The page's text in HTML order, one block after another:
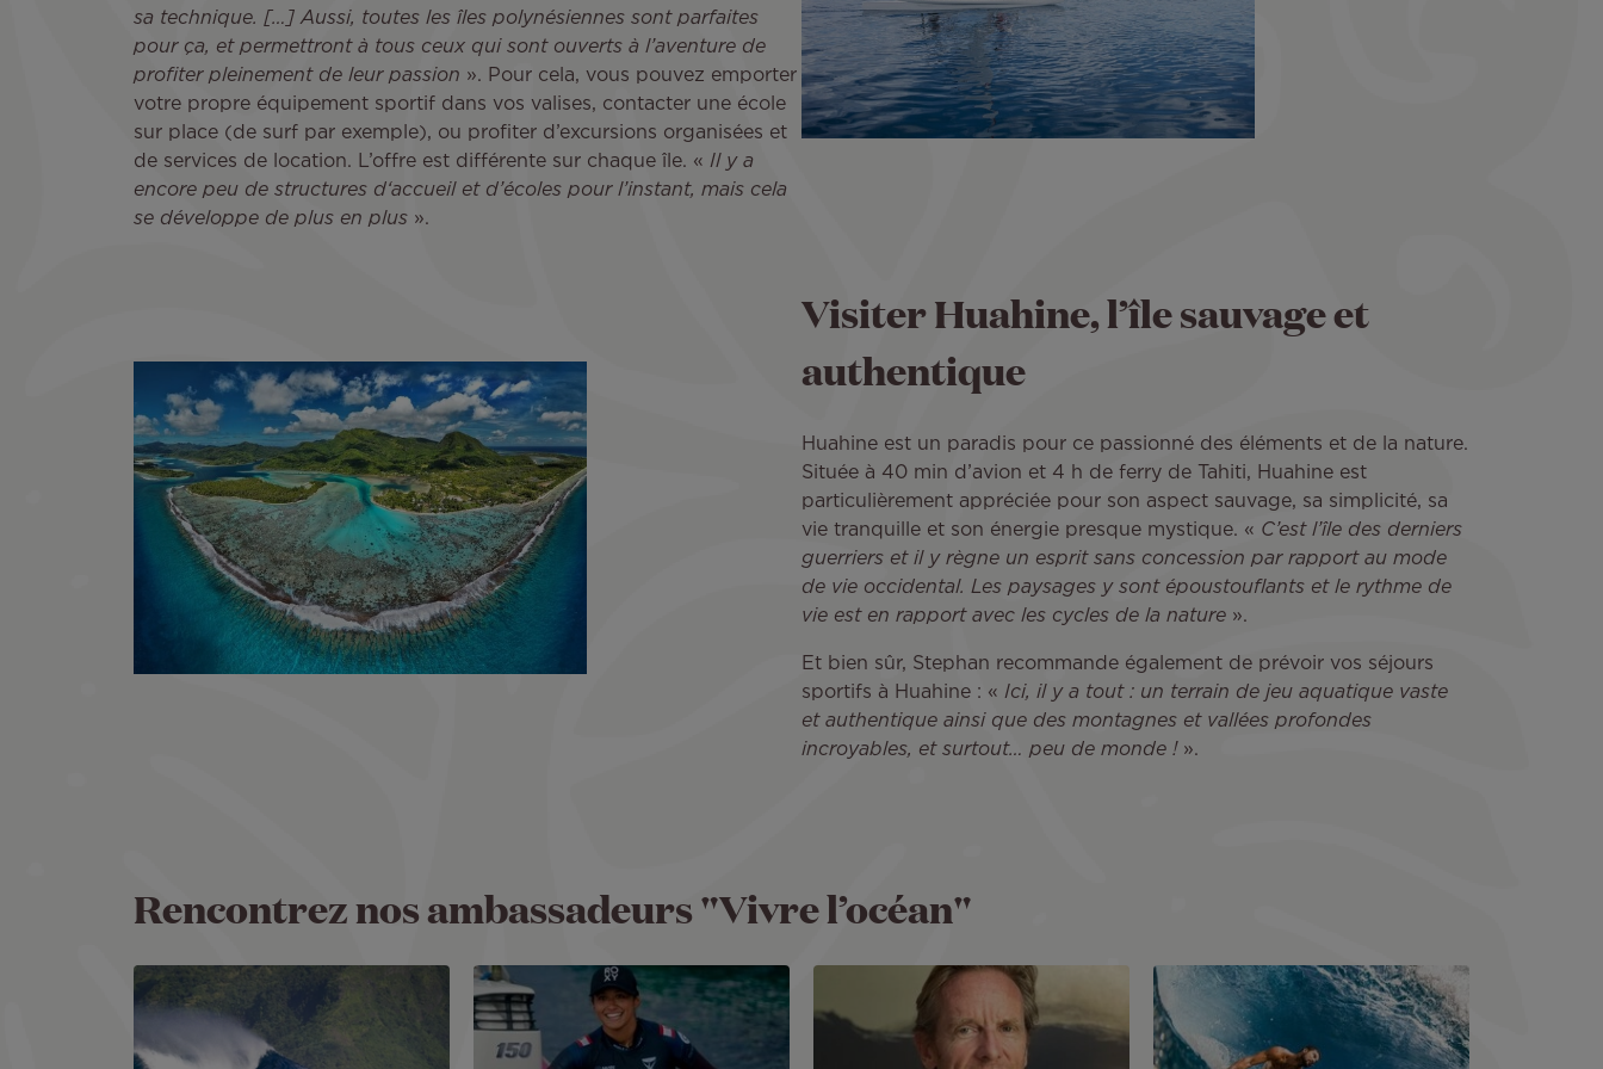
sa technique. […] Aussi, toutes les îles polynésiennes sont parfaites
pour ça, et permettront à tous ceux qui sont ouverts à l’aventure de
profiter pleinement de leur passion ». Pour cela, vous pouvez emporter
votre propre équipement sportif dans vos valises, contacter une école
sur place (de surf par exemple), ou profiter d’excursions organisées et
de services de location. L’offre est différente sur chaque île. « Il y a
encore peu de structures d‘accueil et d’écoles pour l’instant, mais cela
se développe de plus en plus ».
Visiter Huahine, l’île sauvage et
authentique
Huahine est un paradis pour ce passionné des éléments et de la nature.
Située à 40 min d’avion et 4 h de ferry de Tahiti, Huahine est
particulièrement appréciée pour son aspect sauvage, sa simplicité, sa
vie tranquille et son énergie presque mystique. « C’est l’île des derniers
guerriers et il y règne un esprit sans concession par rapport au mode
de vie occidental. Les paysages y sont époustouflants et le rythme de
vie est en rapport avec les cycles de la nature ».
Et bien sûr, Stephan recommande également de prévoir vos séjours
sportifs à Huahine : « Ici, il y a tout : un terrain de jeu aquatique vaste
et authentique ainsi que des montagnes et vallées profondes
incroyables, et surtout… peu de monde ! ».
Rencontrez nos ambassadeurs "Vivre l’océan"